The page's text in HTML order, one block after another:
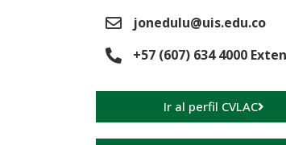
jonedulu@uis.edu.co
+57 (607) 634 4000
Ir al perfil CVLAC